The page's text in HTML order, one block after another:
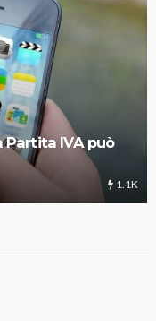
Partita IVA può
1.1K